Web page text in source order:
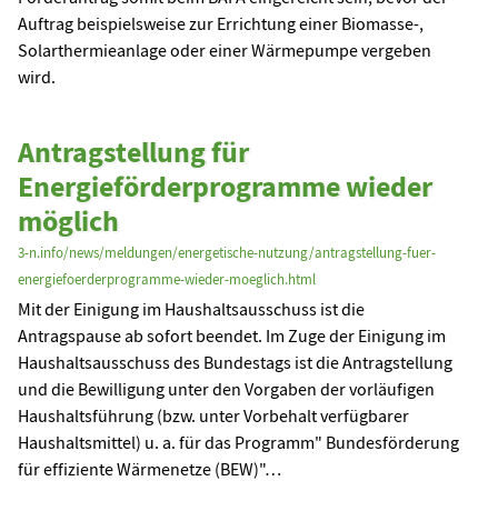
Auftrag beispielsweise zur Errichtung einer Biomasse-,
Solarthermieanlage oder einer Wärmepumpe vergeben
wird.
Antragstellung für
Energieförderprogramme wieder
möglich
3-n.info/news/meldungen/energetische-nutzung/antragstellung-fuer-
energiefoerderprogramme-wieder-moeglich.html
Mit der Einigung im Haushaltsausschuss ist die
Antragspause ab sofort beendet. Im Zuge der Einigung im
Haushaltsausschuss des Bundestags ist die Antragstellung
und die Bewilligung unter den Vorgaben der vorläufigen
Haushaltsführung (bzw. unter Vorbehalt verfügbarer
Haushaltsmittel) u. a. für das Programm" Bundesförderung
für effiziente Wärmenetze (BEW)"…